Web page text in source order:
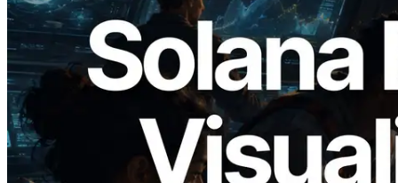
2026.05.24
Validators Solutions เปิดตัว Solana Block
Analyzer — แสดงเวลาการผลิตบล็อก